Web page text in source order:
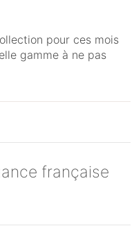
pour ces mois
gamme à ne pas
française